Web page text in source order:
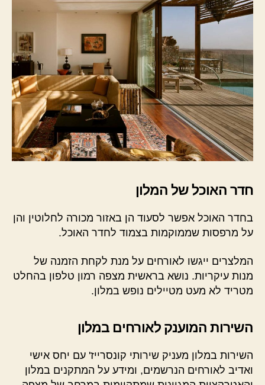
חדר האוכל של המלון
בחדר האוכל אפשר לסעוד הן באזור מכורה לחלוטין והן
על מרפסות שממוקמות בצמוד לחדר האוכל.
המלצרים ייגשו לאורחים על מנת לקחת הזמנה של
מנות עיקריות. נושא בראשית מצפה רמון טלפון בהחלט
מטריד לא מעט מטיילים נופש במלון.
השירות המוענק לאורחים במלון
השירות במלון מעניק שירותי קונסרייז' עם יחס אישי
ואדיב לאורחים הנרשמים, ומידע על המתקנים במלון